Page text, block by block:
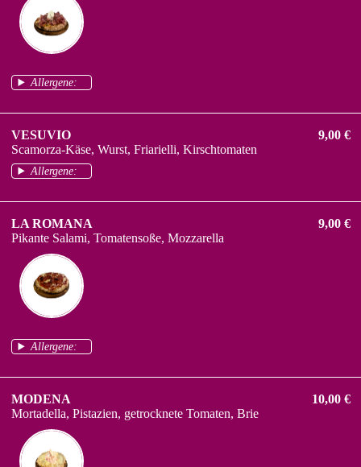
Allergene:
VESUVIO
Scamorza-Käse, Wurst, Friarielli, Kirschtomaten
Allergene:
9,00 €
LA ROMANA
Pikante Salami, Tomatensoße, Mozzarella
Allergene:
9,00 €
MODENA
Mortadella, Pistazien, getrocknete Tomaten, Brie
10,00 €